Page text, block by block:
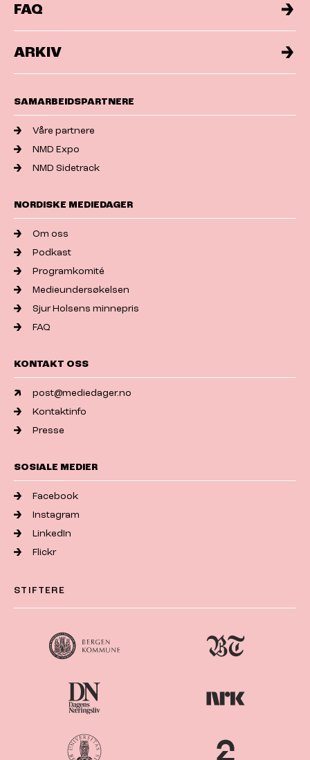
FAQ
ARKIV
SAMARBEIDSPARTNERE
Våre partnere
NMD Expo
NMD Sidetrack
NORDISKE MEDIEDAGER
Om oss
Podkast
Programkomité
Medieundersøkelsen
Sjur Holsens minnepris
FAQ
KONTAKT OSS
post@mediedager.no
Kontaktinfo
Presse
SOSIALE MEDIER
Facebook
Instagram
LinkedIn
Flickr
STIFTERE